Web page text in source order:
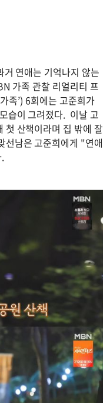
연애는 기억나지 않는
가족 관찰 리얼리티 프
족’) 6회에는 고준희가
습이 그려졌다. 이날 고
첫 산책이라며 집 밖에 잘
선남은 고준희에게 "연애